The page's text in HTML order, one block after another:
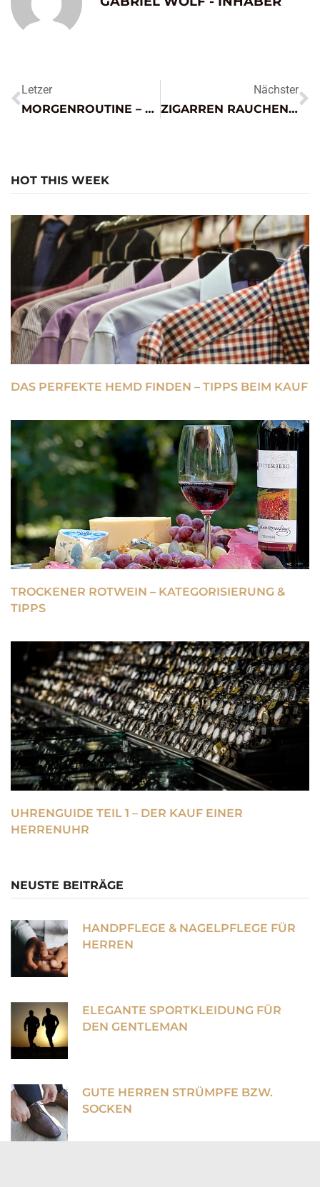
Letzer
MORGENROUTINE – PERFEKTEN START IN DEN TAG
Nächster
ZIGARREN RAUCHEN GUIDE 1 – RICHTIG ANSCHNEIDEN
HOT THIS WEEK
DAS PERFEKTE HEMD FINDEN – TIPPS BEIM KAUF
TROCKENER ROTWEIN – KATEGORISIERUNG &
TIPPS
UHRENGUIDE TEIL 1 – DER KAUF EINER
HERRENUHR
NEUSTE BEITRÄGE
HANDPFLEGE & NAGELPFLEGE FÜR
HERREN
ELEGANTE SPORTKLEIDUNG FÜR
DEN GENTLEMAN
GUTE HERREN STRÜMPFE BZW.
SOCKEN